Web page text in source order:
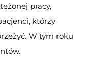
pracy,
którzy
W tym roku